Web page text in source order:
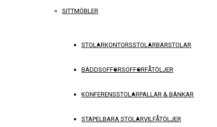
SITTMÖBLER
STOLARKONTORSSTOLARBARSTOLAR
BÄDDSOFFORSOFFORFÅTÖLJER
KONFERENSSTOLARPALLAR & BÄNKAR
STAPELBARA STOLARVILFÅTÖLJER